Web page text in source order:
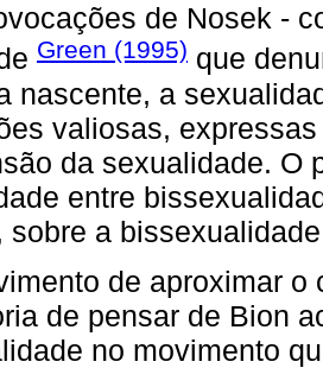
de Nosek -
Green (1995) que
nascente, a
valiosas,
da sexualidade. O
entre
sobre a
de aproximar
de pensar de Bion
no movimento